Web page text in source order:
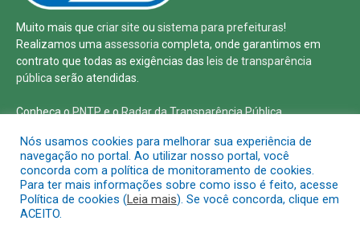
Muito mais que criar site ou sistema para prefeituras!
Realizamos uma assessoria completa, onde garantimos em
contrato que todas as exigências das leis de transparência
pública serão atendidas.
Conheça oPNTPe oRadar da Transparência Pública
Todos os direitos reservados a Defensoria Pública de Roraima
Nós usamos cookies para melhorar sua experiência de
navegação no portal. Ao utilizar nosso portal, você
concorda com a política de monitoramento de cookies.
Para ter mais informações sobre como isso é feito, acesse
Política de cookies (Leia mais). Se você concorda, clique em
ACEITO.